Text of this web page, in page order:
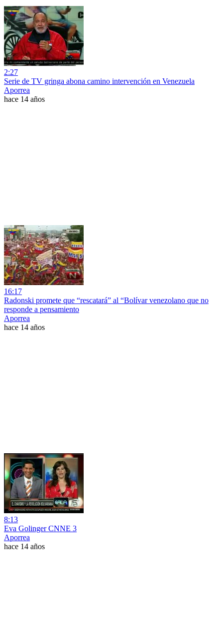
2:27
Serie de TV gringa abona camino intervención en Venezuela
Aporrea
hace 14 años
16:17
Radonski promete que “rescatará” al “Bolívar venezolano que no
responde a pensamiento
Aporrea
hace 14 años
8:13
Eva Golinger CNNE 3
Aporrea
hace 14 años